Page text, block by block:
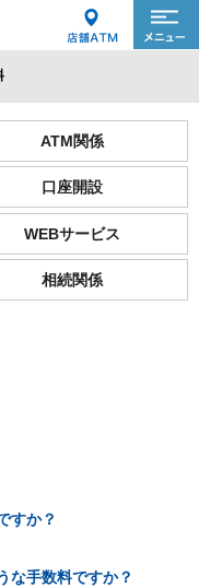
ATM関係
口座開設
WEBサービス
相続関係
すか？
な手数料ですか？